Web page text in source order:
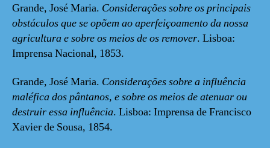
Grande, José Maria. Considerações sobre os principais
obstáculos que se opõem ao aperfeiçoamento da nossa
agricultura e sobre os meios de os remover. Lisboa:
Imprensa Nacional, 1853.
Grande, José Maria. Considerações sobre a influência
maléfica dos pântanos, e sobre os meios de atenuar ou
destruir essa influência. Lisboa: Imprensa de Francisco
Xavier de Sousa, 1854.